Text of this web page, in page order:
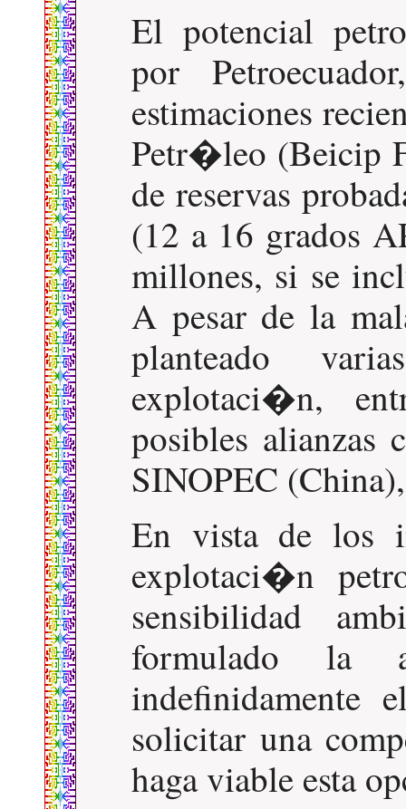
El potencial
por
estimaciones
Petr�leo (Beicip
de reservas
(12 a 16 grados
millones, si se
A pesar de la
planteado
explotaci�n,
posibles alianzas
SINOPEC
En vista de los
explotaci�n
sensibilidad
formulado la
indefinidamente
solicitar una
haga viable esta